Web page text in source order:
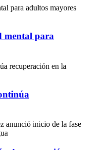
mental para